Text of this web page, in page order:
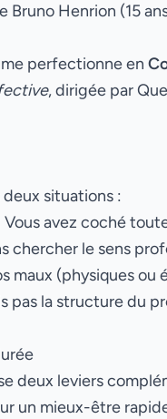
Bruno Henrion (15
perfectionne en
, dirigée par
situations :
Vous avez coché
chercher le sens
maux (physiques
pas la structure du
deux leviers
un mieux-être